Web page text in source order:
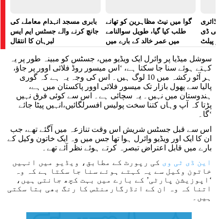
بابری مسجد انہدام معاملے کی
جانچ کرنے والے جسٹس ایم ایس
لبرہان کا انتقال
گوا میں نیٹ مظاہرین کو تھانے
طلب کیا گیا، طویل سوالنامے
میں عمر خالد کے بارے میں
ڈی
پیلٹ
تھی
سوشل میڈیا پر وائرل ایک ویڈیو میں، جسٹس کو مبینہ طور پر یہ
کہتے ہوئے سنا جا سکتا ہے، ‘اس میسور روڈ فلائی اوور پر جاؤ،
ہر آٹو رکشہ میں 10 لوگ ہیں۔ اس کی وجہ یہ ہے کہ گوری
پالیا سے پھول بازار تک میسور فلائی اوور پاکستان میں ہے،
ہندوستان میں نہیں۔ یہ سچائی ہے۔ اس سے کوئی فرق نہیں
پڑتا کہ آپ وہاں کتنا سخت پولیس افسرلگائیں،انہیں پیٹا جائے
گا۔‘
اس سے قبل جسٹس شریش اس وقت تنازعہ میں آگئے تھے، جب
ان کا ایک اور ویڈیو وائرل ہوا تھا جس میں وہ ایک خاتون وکیل کے
بارے میں قابل اعتراض تبصرہ کرتے ہوئے نظر آئے تھے۔
این ڈی ٹی وی کی رپورٹ کے مطابق، ویڈیو میں انہیں
خاتون وکیل سے یہ کہتے ہوئے سنا جا سکتا ہے کہ وہ
‘اپوزیشن پارٹی’ کے بارے میں بہت کچھ جانتی ہیں،
اتنا کہ وہ ان کے انڈرگارمنٹس کا رنگ بھی بتا سکتی
ہیں۔